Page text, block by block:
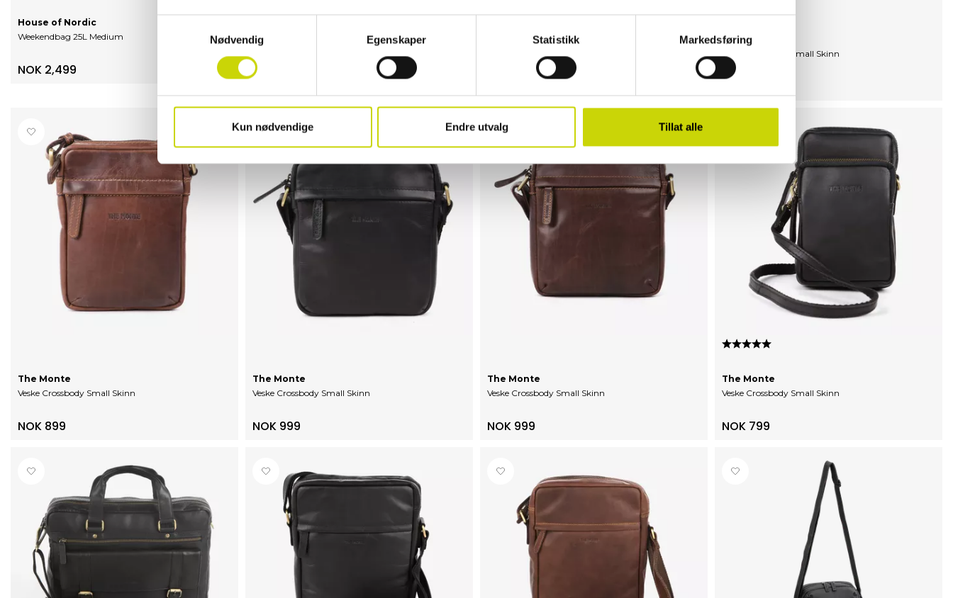
Nødvendig
Egenskaper Statistikk Markedsføring
Kun nødvendige Endre utvalg Tillat alle
Weekendbag 25L Medium
House of Nordic
NOK 2,499
The Monte
Ryggsekk 13,3" Skinn
The Monte
Veske Crossbody Small Skinn
The Monte
Veske Crossbody Small Skinn
The Monte
NOK 899
Veske Crossbody Small Skinn
The Monte
NOK 999
Veske Crossbody Small Skinn
The Monte
NOK 999
Veske Crossbody Small Skinn
The Monte
NOK 799
Karakter: